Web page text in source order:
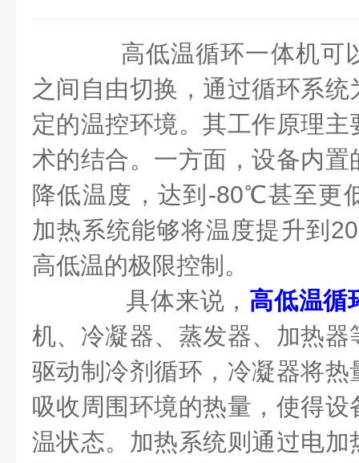
高低温循环一体机可
之间自由切换，通过循环系
定的温控环境。其工作原理
术的结合。一方面，设备内
降低温度，达到-80℃甚至更
加热系统能够将温度提升到
高低温的极限控制。
具体来说， 高低温循
机、冷凝器、蒸发器、加热
驱动制冷剂循环，冷凝器将
吸收周围环境的热量，使得
温状态。加热系统则通过电